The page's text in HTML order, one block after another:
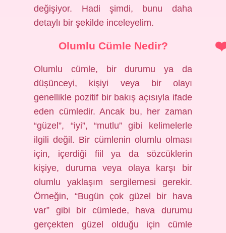
değişiyor. Hadi şimdi, bunu daha
detaylı bir şekilde inceleyelim.
Olumlu Cümle Nedir?
Olumlu cümle, bir durumu ya da
düşünceyi, kişiyi veya bir olayı
genellikle pozitif bir bakış açısıyla ifade
eden cümledir. Ancak bu, her zaman
“güzel”, “iyi”, “mutlu” gibi kelimelerle
ilgili değil. Bir cümlenin olumlu olması
için, içerdiği fiil ya da sözcüklerin
kişiye, duruma veya olaya karşı bir
olumlu yaklaşım sergilemesi gerekir.
Örneğin, “Bugün çok güzel bir hava
var” gibi bir cümlede, hava durumu
gerçekten güzel olduğu için cümle